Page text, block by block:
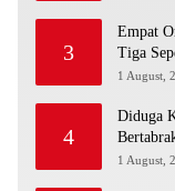
3
Empat
Tiga
1 August,
4
Diduga
1 August,